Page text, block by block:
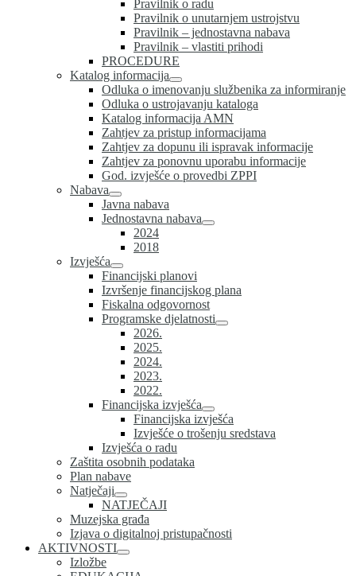
Pravilnik o radu
Pravilnik o unutarnjem ustrojstvu
Pravilnik – jednostavna nabava
Pravilnik – vlastiti prihodi
PROCEDURE
Katalog informacija
Odluka o imenovanju službenika za informiranje
Odluka o ustrojavanju kataloga
Katalog informacija AMN
Zahtjev za pristup informacijama
Zahtjev za dopunu ili ispravak informacije
Zahtjev za ponovnu uporabu informacije
God. izvješće o provedbi ZPPI
Nabava
Javna nabava
Jednostavna nabava
2024
2018
Izvješća
Financijski planovi
Izvršenje financijskog plana
Fiskalna odgovornost
Programske djelatnosti
2026.
2025.
2024.
2023.
2022.
Financijska izvješća
Financijska izvješća
Izvješće o trošenju sredstava
Izvješća o radu
Zaštita osobnih podataka
Plan nabave
Natječaji
NATJEČAJI
Muzejska građa
Izjava o digitalnoj pristupačnosti
AKTIVNOSTI
Izložbe